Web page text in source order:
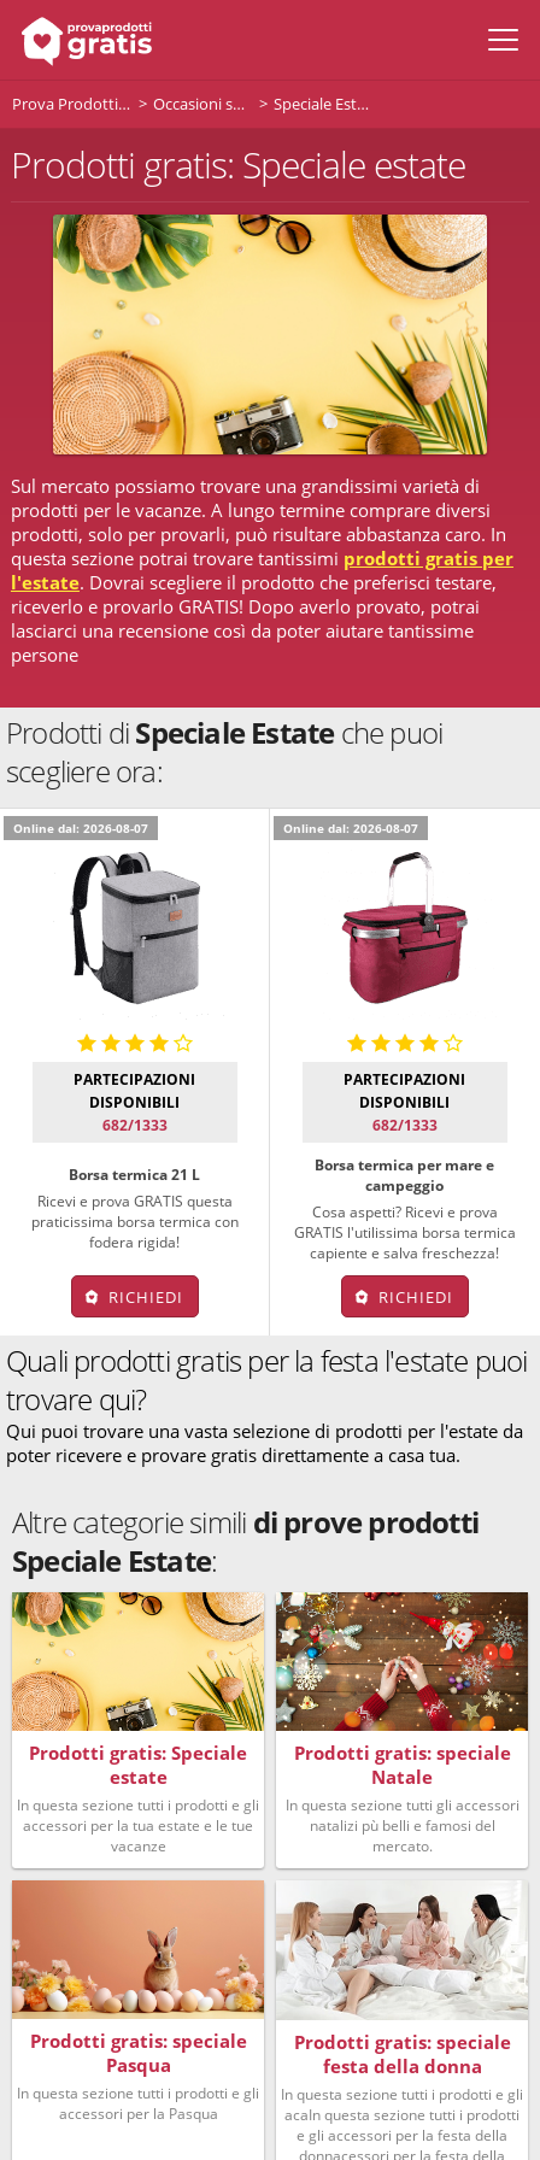
Prova Prodotti Gratis Occasioni speciali Speciale Estate
Prodotti gratis: Speciale estate
Sul mercato possiamo trovare una grandissimi varietà di
prodotti per le vacanze. A lungo termine comprare diversi
prodotti, solo per provarli, può risultare abbastanza caro. In
questa sezione potrai trovare tantissimi prodotti gratis per
l'estate. Dovrai scegliere il prodotto che preferisci testare,
riceverlo e provarlo GRATIS! Dopo averlo provato, potrai
lasciarci una recensione così da poter aiutare tantissime
persone
Prodotti diSpeciale Estateche puoi
scegliere ora:
Online dal: 2026-08-07
PARTECIPAZIONI
DISPONIBILI
682/1333
Borsa termica 21 L
Ricevi e prova GRATIS questa
praticissima borsa termica con
fodera rigida!
RICHIEDI
Online dal: 2026-08-07
PARTECIPAZIONI
DISPONIBILI
682/1333
Borsa termica per mare e
campeggio
Cosa aspetti? Ricevi e prova
GRATIS l'utilissima borsa termica
capiente e salva freschezza!
RICHIEDI
Quali prodotti gratis per la festa l'estate puoi
trovare qui?
Qui puoi trovare una vasta selezione di prodotti per l'estate da
poter ricevere e provare gratis direttamente a casa tua.
Altre categorie simili di prove prodotti
Speciale Estate:
Prodotti gratis: Speciale
estate
In questa sezione tutti i prodotti e gli
accessori per la tua estate e le tue
vacanze
Prodotti gratis: speciale
Natale
In questa sezione tutti gli accessori
natalizi pù belli e famosi del
mercato.
Prodotti gratis: speciale
Pasqua
In questa sezione tutti i prodotti e gli
accessori per la Pasqua
Prodotti gratis: speciale
festa della donna
In questa sezione tutti i prodotti e gli
acaIn questa sezione tutti i prodotti
e gli accessori per la festa della
donnacessori per la festa della